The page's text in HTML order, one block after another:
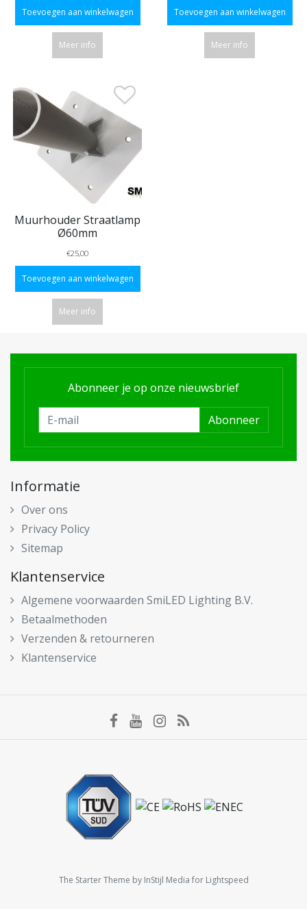
Toevoegen aan winkelwagen
Meer info
Toevoegen aan winkelwagen
Meer info
Muurhouder Straatlamp
Ø60mm
€25,00
Toevoegen aan winkelwagen
Meer info
Abonneer je op onze nieuwsbrief
Abonneer
Informatie
Over ons
Privacy Policy
Sitemap
Klantenservice
Algemene voorwaarden SmiLED Lighting B.V.
Betaalmethoden
Verzenden & retourneren
Klantenservice
The Starter Theme by InStijl Media for Lightspeed